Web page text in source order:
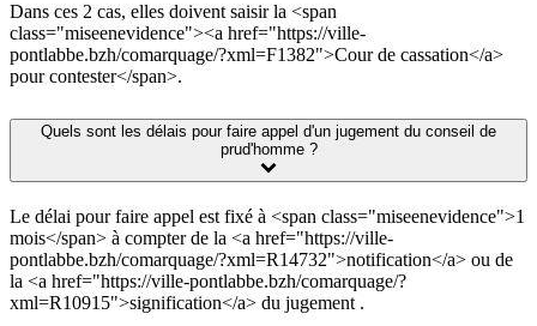
Dans ces 2 cas, elles doivent saisir la <span
class="miseenevidence"><a href="https://ville-
pontlabbe.bzh/comarquage/?xml=F1382">Cour de cassation</a>
pour contester</span>.
Quels sont les délais pour faire appel d'un jugement du conseil de
prud'homme ?
Le délai pour faire appel est fixé à <span class="miseenevidence">1
mois</span> à compter de la <a href="https://ville-
pontlabbe.bzh/comarquage/?xml=R14732">notification</a> ou de
la <a href="https://ville-pontlabbe.bzh/comarquage/?
xml=R10915">signification</a> du jugement .